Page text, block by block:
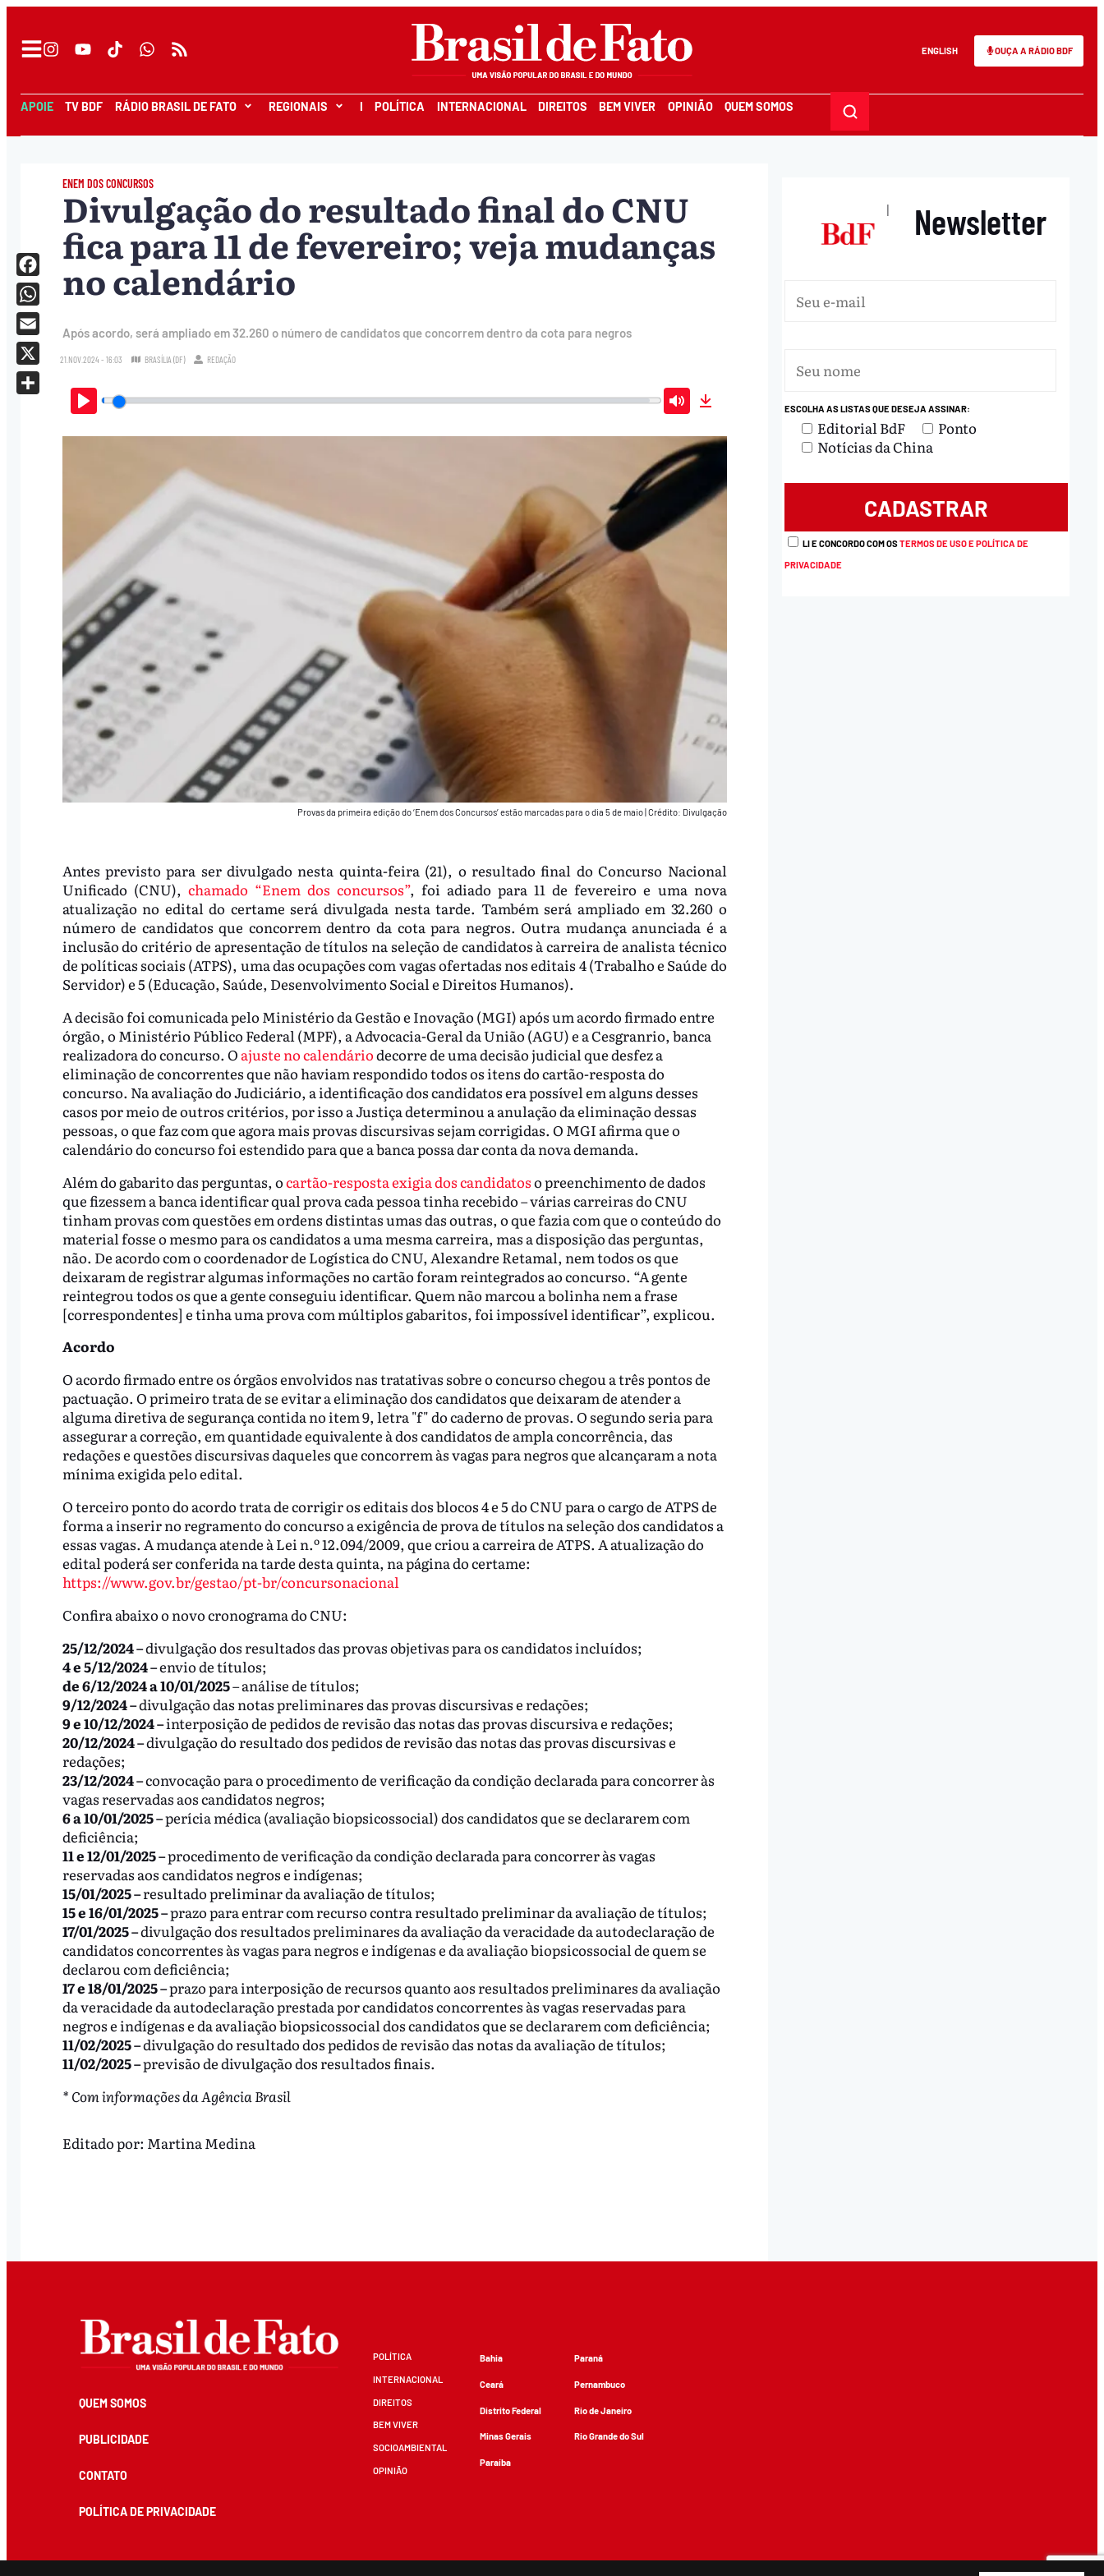
ENGLISH OUÇA A RÁDIO BDF
APOIE TV BDF RÁDIO BRASIL DE FATO REGIONAIS I POLÍTICA INTERNACIONAL DIREITOS BEM VIVER OPINIÃO QUEM SOMOS
ENEM DOS CONCURSOS
Divulgação do resultado final do CNU
fica para 11 de fevereiro; veja mudanças
no calendário
Após acordo, será ampliado em 32.260 o número de candidatos que concorrem dentro da cota para negros
21.NOV.2024 - 16:03 BRASÍLIA (DF) REDAÇÃO
Play Mute
Provas da primeira edição do ‘Enem dos Concursos’ estão marcadas para o dia 5 de maio Crédito: Divulgação
Antes previsto para ser divulgado nesta quinta-feira (21), o resultado final do Concurso Nacional
Unificado (CNU), chamado “Enem dos concursos”, foi adiado para 11 de fevereiro e uma nova
atualização no edital do certame será divulgada nesta tarde. Também será ampliado em 32.260 o
número de candidatos que concorrem dentro da cota para negros. Outra mudança anunciada é a
inclusão do critério de apresentação de títulos na seleção de candidatos à carreira de analista técnico
de políticas sociais (ATPS), uma das ocupações com vagas ofertadas nos editais 4 (Trabalho e Saúde do
Servidor) e 5 (Educação, Saúde, Desenvolvimento Social e Direitos Humanos).
A decisão foi comunicada pelo Ministério da Gestão e Inovação (MGI) após um acordo firmado entre
órgão, o Ministério Público Federal (MPF), a Advocacia-Geral da União (AGU) e a Cesgranrio, banca
realizadora do concurso. O ajuste no calendáriodecorre de uma decisão judicial que desfez a
eliminação de concorrentes que não haviam respondido todos os itens do cartão-resposta do
concurso. Na avaliação do Judiciário, a identificação dos candidatos era possível em alguns desses
casos por meio de outros critérios, por isso a Justiça determinou a anulação da eliminação dessas
pessoas, o que faz com que agora mais provas discursivas sejam corrigidas. O MGI afirma que o
calendário do concurso foi estendido para que a banca possa dar conta da nova demanda.
Além do gabarito das perguntas, ocartão-resposta exigia dos candidatoso preenchimento de dados
que fizessem a banca identificar qual prova cada pessoa tinha recebido – várias carreiras do CNU
tinham provas com questões em ordens distintas umas das outras, o que fazia com que o conteúdo do
material fosse o mesmo para os candidatos a uma mesma carreira, mas a disposição das perguntas,
não. De acordo com o coordenador de Logística do CNU, Alexandre Retamal, nem todos os que
deixaram de registrar algumas informações no cartão foram reintegrados ao concurso. “A gente
reintegrou todos os que a gente conseguiu identificar. Quem não marcou a bolinha nem a frase
[correspondentes] e tinha uma prova com múltiplos gabaritos, foi impossível identificar”, explicou.
Acordo
O acordo firmado entre os órgãos envolvidos nas tratativas sobre o concurso chegou a três pontos de
pactuação. O primeiro trata de se evitar a eliminação dos candidatos que deixaram de atender a
alguma diretiva de segurança contida no item 9, letra "f" do caderno de provas. O segundo seria para
assegurar a correção, em quantidade equivalente à dos candidatos de ampla concorrência, das
redações e questões discursivas daqueles que concorrem às vagas para negros que alcançaram a nota
mínima exigida pelo edital.
O terceiro ponto do acordo trata de corrigir os editais dos blocos 4 e 5 do CNU para o cargo de ATPS de
forma a inserir no regramento do concurso a exigência de prova de títulos na seleção dos candidatos a
essas vagas. A mudança atende à Lei n.º 12.094/2009, que criou a carreira de ATPS. A atualização do
edital poderá ser conferida na tarde desta quinta, na página do certame:
https://www.gov.br/gestao/pt-br/concursonacional
Confira abaixo o novo cronograma do CNU:
25/12/2024 –divulgação dos resultados das provas objetivas para os candidatos incluídos;
4 e 5/12/2024 –envio de títulos;
de 6/12/2024 a 10/01/2025– análise de títulos;
9/12/2024 –divulgação das notas preliminares das provas discursivas e redações;
9 e 10/12/2024 –interposição de pedidos de revisão das notas das provas discursiva e redações;
20/12/2024 –divulgação do resultado dos pedidos de revisão das notas das provas discursivas e
redações;
23/12/2024 –convocação para o procedimento de verificação da condição declarada para concorrer às
vagas reservadas aos candidatos negros;
6 a 10/01/2025 –perícia médica (avaliação biopsicossocial) dos candidatos que se declararem com
deficiência;
11 e 12/01/2025 –procedimento de verificação da condição declarada para concorrer às vagas
reservadas aos candidatos negros e indígenas;
15/01/2025 –resultado preliminar da avaliação de títulos;
15 e 16/01/2025 –prazo para entrar com recurso contra resultado preliminar da avaliação de títulos;
17/01/2025 –divulgação dos resultados preliminares da avaliação da veracidade da autodeclaração de
candidatos concorrentes às vagas para negros e indígenas e da avaliação biopsicossocial de quem se
declarou com deficiência;
17 e 18/01/2025 –prazo para interposição de recursos quanto aos resultados preliminares da avaliação
da veracidade da autodeclaração prestada por candidatos concorrentes às vagas reservadas para
negros e indígenas e da avaliação biopsicossocial dos candidatos que se declararem com deficiência;
11/02/2025 –divulgação do resultado dos pedidos de revisão das notas da avaliação de títulos;
11/02/2025 –previsão de divulgação dos resultados finais.
* Com informações da Agência Brasil
Facebook
WhatsApp
Email
X
Editado por: Martina Medina
| Newsletter
ESCOLHA AS LISTAS QUE DESEJA ASSINAR:
Editorial BdF
Ponto
Notícias da China
LI E CONCORDO COM OSTERMOS DE USO E POLÍTICA DE
PRIVACIDADE
QUEM SOMOS
PUBLICIDADE
CONTATO
POLÍTICA DE PRIVACIDADE
POLÍTICA
INTERNACIONAL
DIREITOS
BEM VIVER
SOCIOAMBIENTAL
OPINIÃO
Bahia
Ceará
Distrito Federal
Minas Gerais
Paraíba
Paraná
Pernambuco
Rio de Janeiro
Rio Grande do Sul